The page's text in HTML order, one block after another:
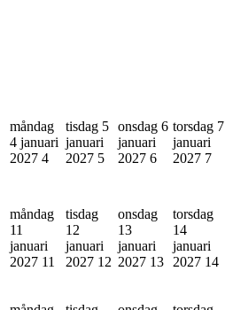
måndag
4 januari
2027 4
tisdag 5
januari
2027 5
onsdag 6
januari
2027 6
torsdag 7
januari
2027 7
måndag
11
januari
2027 11
tisdag
12
januari
2027 12
onsdag
13
januari
2027 13
torsdag
14
januari
2027 14